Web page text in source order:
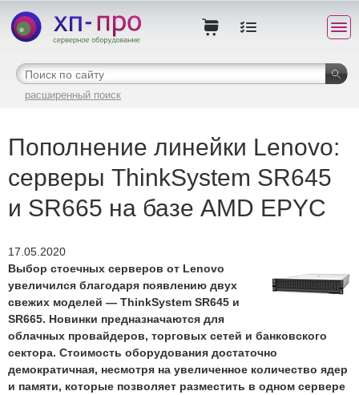
расширенный поиск
Пополнение линейки Lenovo:
серверы ThinkSystem SR645
и SR665 на базе AMD EPYC
17.05.2020
Выбор стоечных серверов от Lenovo
увеличился благодаря появлению двух
свежих моделей — ThinkSystem SR645 и
SR665. Новинки предназначаются для
облачных провайдеров, торговых сетей и банковского
сектора. Стоимость оборудования достаточно
демократичная, несмотря на увеличенное количество ядер
и памяти, которые позволяет разместить в одном сервере